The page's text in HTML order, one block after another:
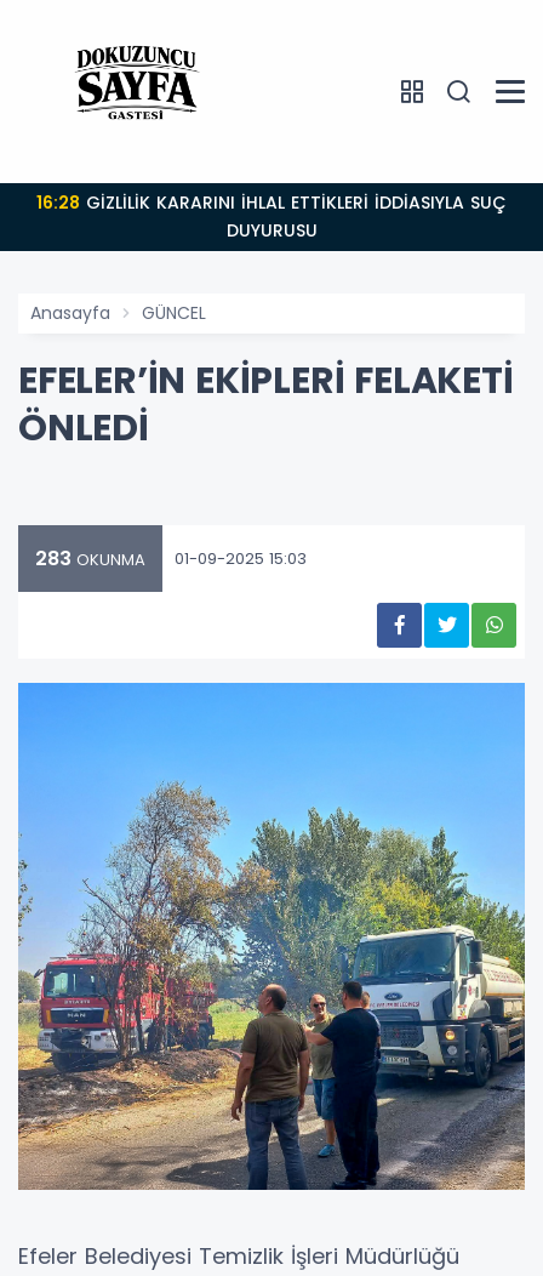
16:28
DUYURUSU
Anasayfa GÜNCEL
EFELER’İN EKİPLERİ FELAKETİ
ÖNLEDİ
283 OKUNMA 01-09-2025 15:03
Efeler Belediyesi Temizlik İşleri Müdürlüğü